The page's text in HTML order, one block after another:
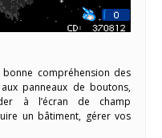
compréhension des
panneaux de boutons,
à l’écran de champ
un bâtiment, gérer vos